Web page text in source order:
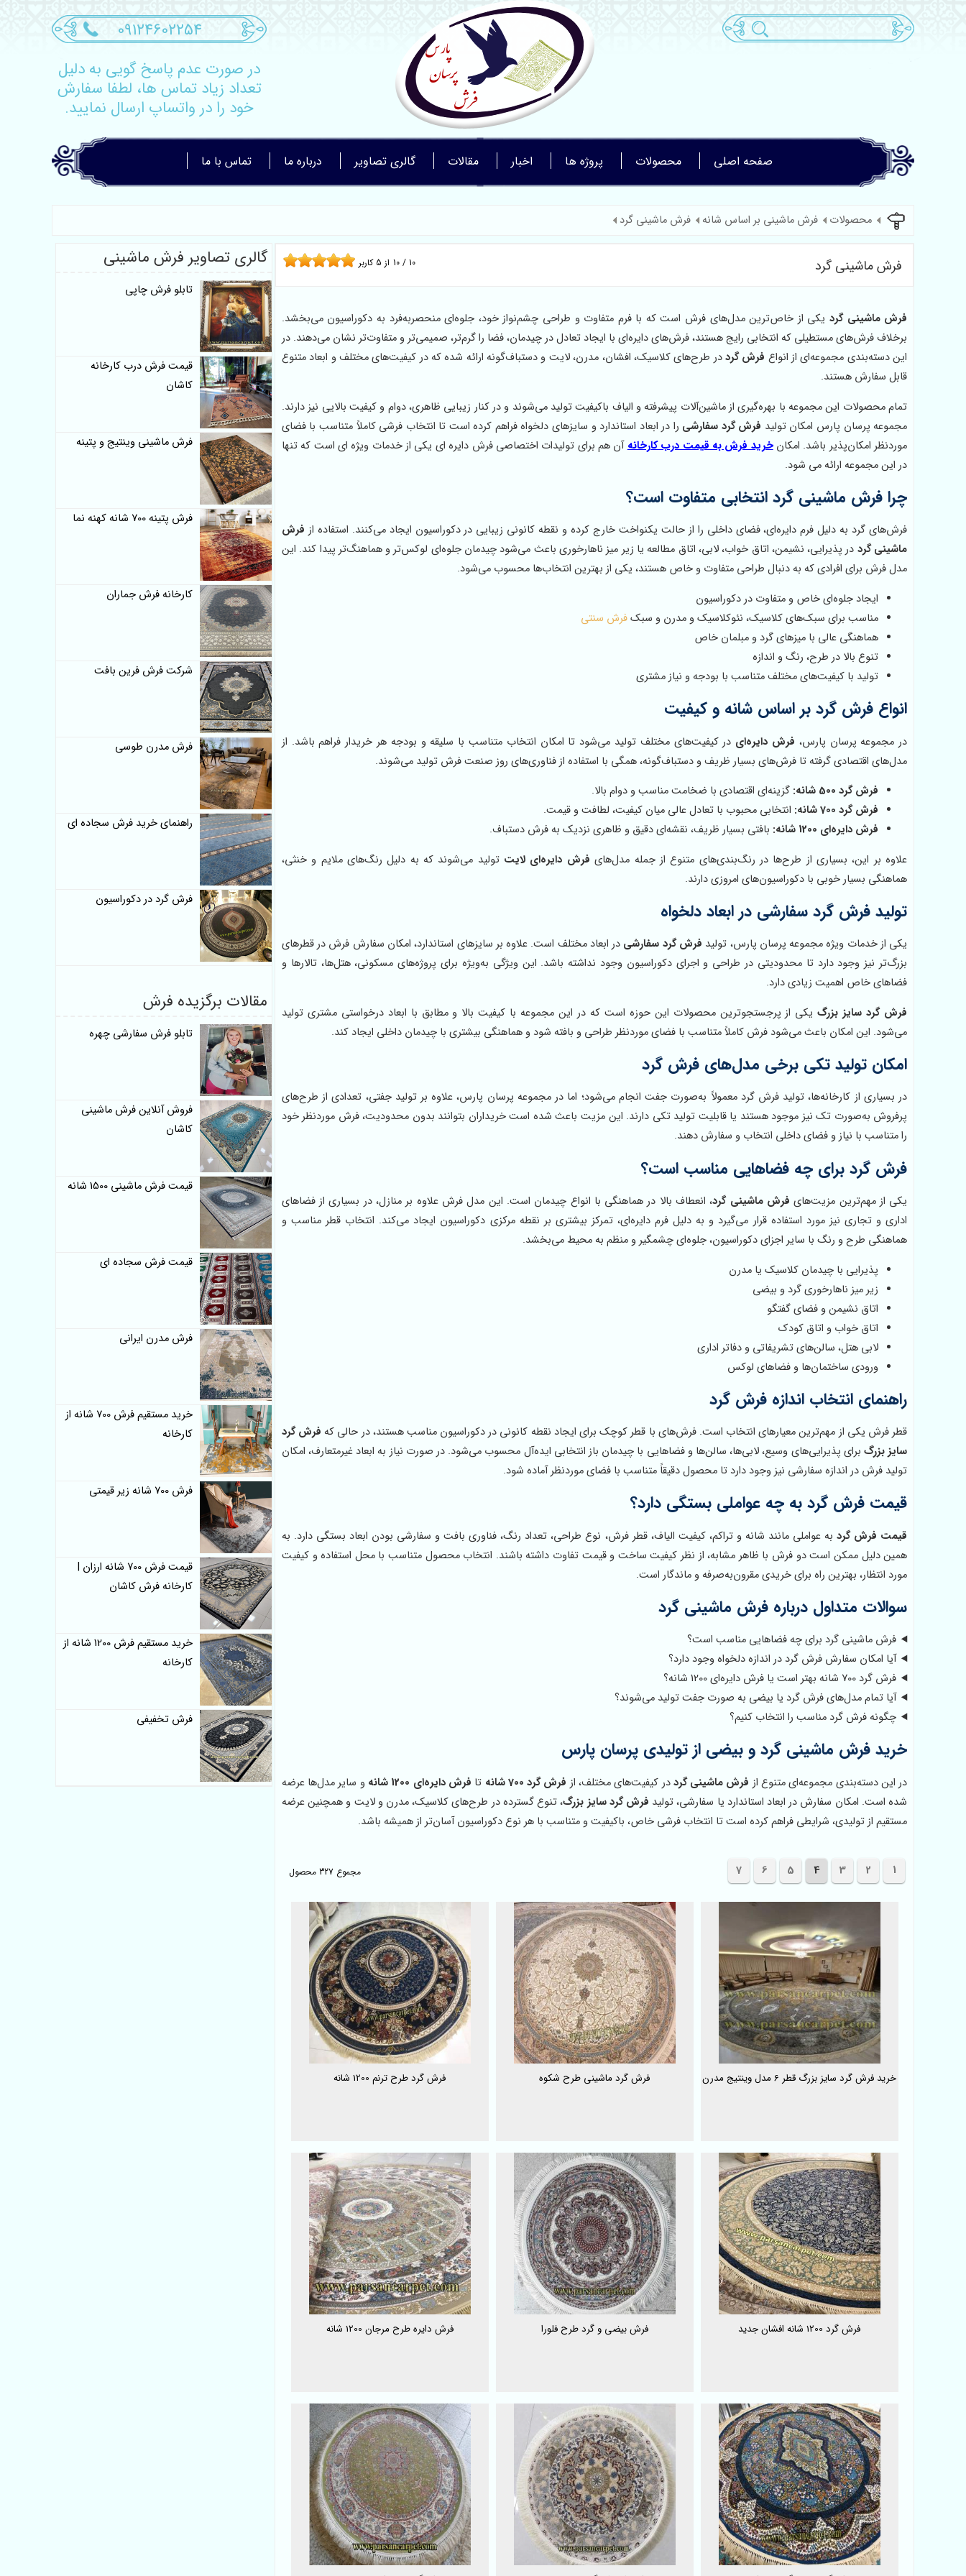
09124602254
در صورت عدم پاسخ گویی به دلیل
تعداد زیاد تماس ها، لطفا سفارش
خود را در واتساپ ارسال نمایید.
صفحه اصلی محصولات پروژه ها اخبار مقالات گالری تصاویر درباره ما تماس با ما
محصولات فرش ماشینی بر اساس شانه فرش ماشینی گرد
فرش ماشینی گرد 10 / 10 از 5 کاربر
فرش ماشینی گرد یکی از خاص‌ترین مدل‌های فرش است که با فرم متفاوت و طراحی چشم‌نواز خود، جلوه‌ای منحصربه‌فرد به دکوراسیون می‌بخشد.
برخلاف فرش‌های مستطیلی که انتخابی رایج هستند، فرش‌های دایره‌ای با ایجاد تعادل در چیدمان، فضا را گرم‌تر، صمیمی‌تر و متفاوت‌تر نشان می‌دهند. در
این دسته‌بندی مجموعه‌ای از انواع فرش گرددر طرح‌های کلاسیک، افشان، مدرن، لایت و دستباف‌گونه ارائه شده که در کیفیت‌های مختلف و ابعاد متنوع
قابل سفارش هستند.
تمام محصولات این مجموعه با بهره‌گیری از ماشین‌آلات پیشرفته و الیاف باکیفیت تولید می‌شوند و در کنار زیبایی ظاهری، دوام و کیفیت بالایی نیز دارند.
مجموعه پرسان پارس امکان تولید فرش گرد سفارشی را در ابعاد استاندارد و سایزهای دلخواه فراهم کرده است تا انتخاب فرشی کاملاً متناسب با فضای
موردنظر امکان‌پذیر باشد. امکانخرید فرش به قیمت درب کارخانهآن هم برای تولیدات اختصاصی فرش دایره ای یکی از خدمات ویژه ای است که تنها
در این مجموعه ارائه می شود.
چرا فرش ماشینی گرد انتخابی متفاوت است؟
فرش‌های گرد به دلیل فرم دایره‌ای، فضای داخلی را از حالت یکنواخت خارج کرده و نقطه کانونی زیبایی در دکوراسیون ایجاد می‌کنند. استفاده از فرش
ماشینی گرد در پذیرایی، نشیمن، اتاق خواب، لابی، اتاق مطالعه یا زیر میز ناهارخوری باعث می‌شود چیدمان جلوه‌ای لوکس‌تر و هماهنگ‌تر پیدا کند. این
مدل فرش برای افرادی که به دنبال طراحی متفاوت و خاص هستند، یکی از بهترین انتخاب‌ها محسوب می‌شود.
ایجاد جلوه‌ای خاص و متفاوت در دکوراسیون
مناسب برای سبک‌های کلاسیک، نئوکلاسیک و مدرن و سبکفرش سنتی
هماهنگی عالی با میزهای گرد و مبلمان خاص
تنوع بالا در طرح، رنگ و اندازه
تولید با کیفیت‌های مختلف متناسب با بودجه و نیاز مشتری
انواع فرش گرد بر اساس شانه و کیفیت
در مجموعه پرسان پارس، فرش دایره‌ای در کیفیت‌های مختلف تولید می‌شود تا امکان انتخاب متناسب با سلیقه و بودجه هر خریدار فراهم باشد. از
مدل‌های اقتصادی گرفته تا فرش‌های بسیار ظریف و دستباف‌گونه، همگی با استفاده از فناوری‌های روز صنعت فرش تولید می‌شوند.
فرش گرد 500 شانه:
گزینه‌ای اقتصادی با ضخامت مناسب و دوام بالا.
فرش گرد 700 شانه:
انتخابی محبوب با تعادل عالی میان کیفیت، لطافت و قیمت.
فرش دایره‌ای 1200 شانه:
بافتی بسیار ظریف، نقشه‌ای دقیق و ظاهری نزدیک به فرش دستباف.
علاوه بر این، بسیاری از طرح‌ها در رنگ‌بندی‌های متنوع از جمله مدل‌های فرش دایره‌ای لایت تولید می‌شوند که به دلیل رنگ‌های ملایم و خنثی،
هماهنگی بسیار خوبی با دکوراسیون‌های امروزی دارند.
تولید فرش گرد سفارشی در ابعاد دلخواه
یکی از خدمات ویژه مجموعه پرسان پارس، تولید فرش گرد سفارشی در ابعاد مختلف است. علاوه بر سایزهای استاندارد، امکان سفارش فرش در قطرهای
بزرگ‌تر نیز وجود دارد تا محدودیتی در طراحی و اجرای دکوراسیون وجود نداشته باشد. این ویژگی به‌ویژه برای پروژه‌های مسکونی، هتل‌ها، تالارها و
فضاهای خاص اهمیت زیادی دارد.
فرش گرد سایز بزرگیکی از پرجستجوترین محصولات این حوزه است که در این مجموعه با کیفیت بالا و مطابق با ابعاد درخواستی مشتری تولید
می‌شود. این امکان باعث می‌شود فرش کاملاً متناسب با فضای موردنظر طراحی و بافته شود و هماهنگی بیشتری با چیدمان داخلی ایجاد کند.
امکان تولید تکی برخی مدل‌های فرش گرد
در بسیاری از کارخانه‌ها، تولید فرش گرد معمولاً به‌صورت جفت انجام می‌شود؛ اما در مجموعه پرسان پارس، علاوه بر تولید جفتی، تعدادی از طرح‌های
پرفروش به‌صورت تک نیز موجود هستند یا قابلیت تولید تکی دارند. این مزیت باعث شده است خریداران بتوانند بدون محدودیت، فرش موردنظر خود
را متناسب با نیاز و فضای داخلی انتخاب و سفارش دهند.
فرش گرد برای چه فضاهایی مناسب است؟
یکی از مهم‌ترین مزیت‌های فرش ماشینی گرد، انعطاف بالا در هماهنگی با انواع چیدمان است. این مدل فرش علاوه بر منازل، در بسیاری از فضاهای
اداری و تجاری نیز مورد استفاده قرار می‌گیرد و به دلیل فرم دایره‌ای، تمرکز بیشتری بر نقطه مرکزی دکوراسیون ایجاد می‌کند. انتخاب قطر مناسب و
هماهنگی طرح و رنگ با سایر اجزای دکوراسیون، جلوه‌ای چشمگیر و منظم به محیط می‌بخشد.
پذیرایی با چیدمان کلاسیک یا مدرن
زیر میز ناهارخوری گرد و بیضی
اتاق نشیمن و فضای گفتگو
اتاق خواب و اتاق کودک
لابی هتل، سالن‌های تشریفاتی و دفاتر اداری
ورودی ساختمان‌ها و فضاهای لوکس
راهنمای انتخاب اندازه فرش گرد
قطر فرش یکی از مهم‌ترین معیارهای انتخاب است. فرش‌های با قطر کوچک برای ایجاد نقطه کانونی در دکوراسیون مناسب هستند، در حالی که فرش گرد
سایز بزرگ برای پذیرایی‌های وسیع، لابی‌ها، سالن‌ها و فضاهایی با چیدمان باز انتخابی ایده‌آل محسوب می‌شود. در صورت نیاز به ابعاد غیرمتعارف، امکان
تولید فرش در اندازه سفارشی نیز وجود دارد تا محصول دقیقاً متناسب با فضای موردنظر آماده شود.
قیمت فرش گرد به چه عواملی بستگی دارد؟
قیمت فرش گردبه عواملی مانند شانه و تراکم، کیفیت الیاف، قطر فرش، نوع طراحی، تعداد رنگ، فناوری بافت و سفارشی بودن ابعاد بستگی دارد. به
همین دلیل ممکن است دو فرش با ظاهر مشابه، از نظر کیفیت ساخت و قیمت تفاوت داشته باشند. انتخاب محصول متناسب با محل استفاده و کیفیت
مورد انتظار، بهترین راه برای خریدی مقرون‌به‌صرفه و ماندگار است.
سوالات متداول درباره فرش ماشینی گرد
فرش ماشینی گرد برای چه فضاهایی مناسب است؟
آیا امکان سفارش فرش گرد در اندازه دلخواه وجود دارد؟
فرش گرد 700 شانه بهتر است یا فرش دایره‌ای 1200 شانه؟
آیا تمام مدل‌های فرش گرد یا بیضی به صورت جفت تولید می‌شوند؟
چگونه فرش گرد مناسب را انتخاب کنیم؟
خرید فرش ماشینی گرد و بیضی از تولیدی پرسان پارس
در این دسته‌بندی مجموعه‌ای متنوع از فرش ماشینی گرددر کیفیت‌های مختلف، از فرش گرد 700 شانه تا فرش دایره‌ای 1200 شانه
و سایر مدل‌ها عرضه
شده است. امکان سفارش در ابعاد استاندارد یا سفارشی، تولید فرش گرد سایز بزرگ، تنوع گسترده در طرح‌های کلاسیک، مدرن و لایت و همچنین عرضه
مستقیم از تولیدی، شرایطی فراهم کرده است تا انتخاب فرشی خاص، باکیفیت و متناسب با هر نوع دکوراسیون آسان‌تر از همیشه باشد.
1
2
3
4
5
6
7 مجموع 327 محصول
خرید فرش گرد سایز بزرگ قطر 6 مدل وینتیج مدرن فرش گرد ماشینی طرح شکوه فرش گرد طرح ترنم 1200 شانه
فرش گرد 1200 شانه افشان جدید فرش بیضی و گرد طرح فلورا فرش دایره طرح مرجان 1200 شانه
گالری تصاویر فرش ماشینی
تابلو فرش چاپی
قیمت فرش درب کارخانه
کاشان
فرش ماشینی وینتیج و پتینه
فرش پتینه 700 شانه کهنه نما
کارخانه فرش جماران
شرکت فرش فرین بافت
فرش مدرن طوسی
راهنمای خرید فرش سجاده ای
فرش گرد در دکوراسیون
مقالات برگزیده فرش
تابلو فرش سفارشی چهره
فروش آنلاین فرش ماشینی
کاشان
قیمت فرش ماشینی 1500 شانه
قیمت فرش سجاده ای
فرش مدرن ایرانی
خرید مستقیم فرش 700 شانه از
کارخانه
فرش 700 شانه زیر قیمتی
قیمت فرش 700 شانه ارزان |
کارخانه فرش کاشان
خرید مستقیم فرش 1200 شانه از
کارخانه
فرش تخفیفی